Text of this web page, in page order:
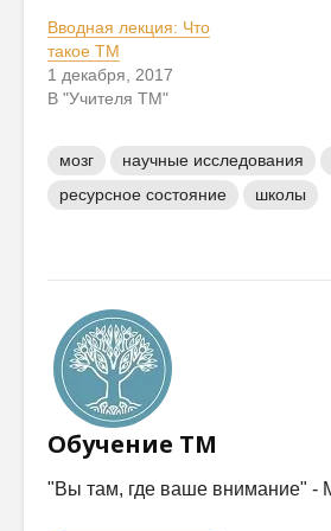
Вводная лекция: Что
такое ТМ
1 декабря, 2017
В "Учителя ТМ"
мозг научные исследования
ресурсное состояние
школы
Обучение ТМ
"Вы там, где ваше внимание" -